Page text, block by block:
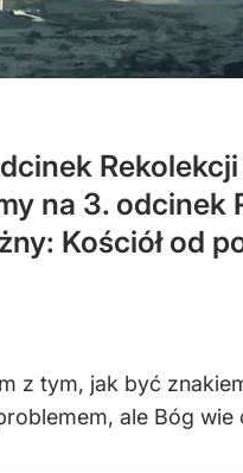
na 3. odcinek
Kościół od
z tym, jak być
ale Bóg